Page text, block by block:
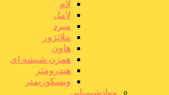
لام
لامل
مبرد
ملانژور
هاون
همزن شیشه ای
هیدرومتر
ویسکوزیمتر
موادشیمیایی